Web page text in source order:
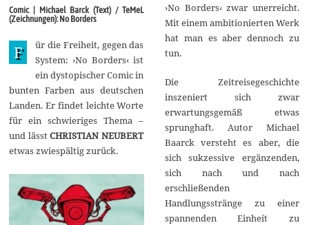
i
2
1
6
Comic | Michael Barck (Text) / TeMeL
(Zeichnungen): No Borders
F
ür die Freiheit, gegen das
System: ›No Borders‹ ist
ein dystopischer Comic in
bunten Farben aus deutschen
Landen. Er findet leichte Worte
für ein schwieriges Thema –
und lässtCHRISTIAN NEUBERT
etwas zwiespältig zurück.
›No Borders‹ zwar unerreicht.
Mit einem ambitionierten Werk
hat man es aber dennoch zu
tun.
Die Zeitreisegeschichte
inszeniert sich zwar
erwartungsgemäß etwas
sprunghaft. Autor Michael
Baarck versteht es aber, die
sich sukzessive ergänzenden,
sich nach und nach
erschließenden
Handlungsstränge zu einer
spannenden Einheit zu